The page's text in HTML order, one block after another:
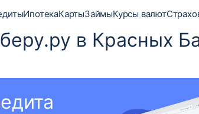
ИпотекаКартыЗаймыКурсы валют
в Красных